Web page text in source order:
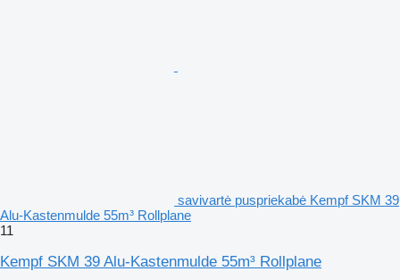
savivartė puspriekabė Kempf SKM 39
Alu-Kastenmulde 55m³ Rollplane
11
Kempf SKM 39 Alu-Kastenmulde 55m³ Rollplane